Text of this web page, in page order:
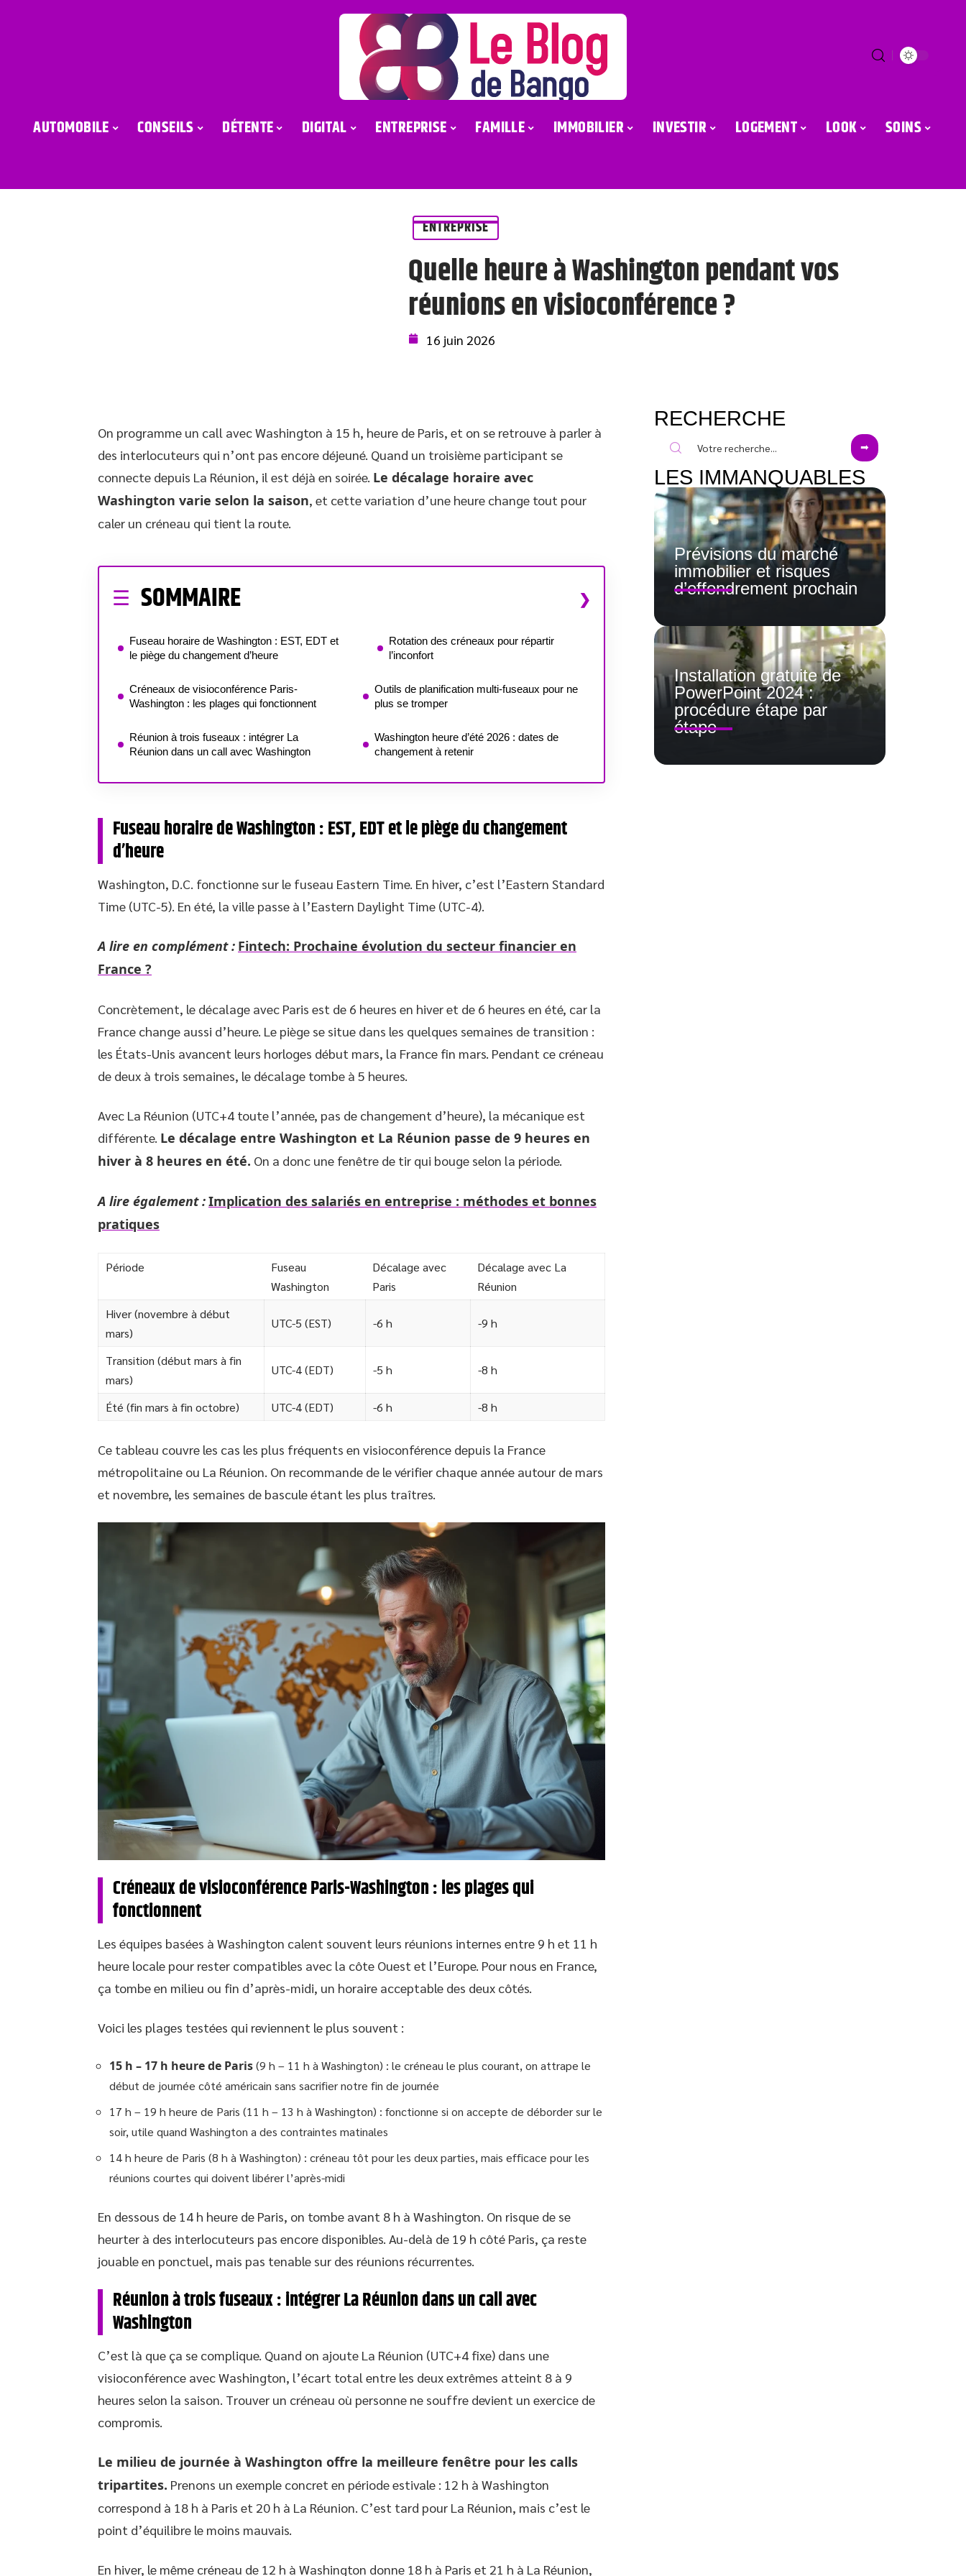
AUTOMOBILE CONSEILS DÉTENTE DIGITAL ENTREPRISE FAMILLE IMMOBILIER INVESTIR LOGEMENT LOOK SOINS
ENTREPRISE
Quelle heure à Washington pendant vos
réunions en visioconférence ?
16 juin 2026
On programme un call avec Washington à 15 h, heure de Paris, et on se retrouve à parler à
des interlocuteurs qui n’ont pas encore déjeuné. Quand un troisième participant se
connecte depuis La Réunion, il est déjà en soirée. Le décalage horaire avec
Washington varie selon la saison, et cette variation d’une heure change tout pour
caler un créneau qui tient la route.
SOMMAIRE
Fuseau horaire de Washington : EST, EDT et
le piège du changement d’heure
Créneaux de visioconférence Paris-
Washington : les plages qui fonctionnent
Réunion à trois fuseaux : intégrer La
Réunion dans un call avec Washington
Rotation des créneaux pour répartir
l’inconfort
Outils de planification multi-fuseaux pour ne
plus se tromper
Washington heure d’été 2026 : dates de
changement à retenir
Fuseau horaire de Washington : EST, EDT et le piège du changement
d’heure
Washington, D.C. fonctionne sur le fuseau Eastern Time. En hiver, c’est l’Eastern Standard
Time (UTC-5). En été, la ville passe à l’Eastern Daylight Time (UTC-4).
A lire en complément : Fintech: Prochaine évolution du secteur financier en
France ?
Concrètement, le décalage avec Paris est de 6 heures en hiver et de 6 heures en été, car la
France change aussi d’heure. Le piège se situe dans les quelques semaines de transition :
les États-Unis avancent leurs horloges début mars, la France fin mars. Pendant ce créneau
de deux à trois semaines, le décalage tombe à 5 heures.
Avec La Réunion (UTC+4 toute l’année, pas de changement d’heure), la mécanique est
différente. Le décalage entre Washington et La Réunion passe de 9 heures en
hiver à 8 heures en été. On a donc une fenêtre de tir qui bouge selon la période.
A lire également :Implication des salariés en entreprise : méthodes et bonnes
pratiques
Période
Fuseau
Washington
Décalage avec
Paris
Décalage avec La
Réunion
Hiver (novembre à début
mars)
UTC-5 (EST) -6 h -9 h
Transition (début mars à fin
mars)
UTC-4 (EDT) -5 h -8 h
Été (fin mars à fin octobre) UTC-4 (EDT) -6 h -8 h
Ce tableau couvre les cas les plus fréquents en visioconférence depuis la France
métropolitaine ou La Réunion. On recommande de le vérifier chaque année autour de mars
et novembre, les semaines de bascule étant les plus traîtres.
Créneaux de visioconférence Paris-Washington : les plages qui
fonctionnent
Les équipes basées à Washington calent souvent leurs réunions internes entre 9 h et 11 h
heure locale pour rester compatibles avec la côte Ouest et l’Europe. Pour nous en France,
ça tombe en milieu ou fin d’après-midi, un horaire acceptable des deux côtés.
Voici les plages testées qui reviennent le plus souvent :
15 h – 17 h heure de Paris(9 h – 11 h à Washington) : le créneau le plus courant, on attrape le
début de journée côté américain sans sacrifier notre fin de journée
17 h – 19 h heure de Paris (11 h – 13 h à Washington) : fonctionne si on accepte de déborder sur le
soir, utile quand Washington a des contraintes matinales
14 h heure de Paris (8 h à Washington) : créneau tôt pour les deux parties, mais efficace pour les
réunions courtes qui doivent libérer l’après-midi
En dessous de 14 h heure de Paris, on tombe avant 8 h à Washington. On risque de se
heurter à des interlocuteurs pas encore disponibles. Au-delà de 19 h côté Paris, ça reste
jouable en ponctuel, mais pas tenable sur des réunions récurrentes.
Réunion à trois fuseaux : intégrer La Réunion dans un call avec
Washington
C’est là que ça se complique. Quand on ajoute La Réunion (UTC+4 fixe) dans une
visioconférence avec Washington, l’écart total entre les deux extrêmes atteint 8 à 9
heures selon la saison. Trouver un créneau où personne ne souffre devient un exercice de
compromis.
Le milieu de journée à Washington offre la meilleure fenêtre pour les calls
tripartites. Prenons un exemple concret en période estivale : 12 h à Washington
correspond à 18 h à Paris et 20 h à La Réunion. C’est tard pour La Réunion, mais c’est le
point d’équilibre le moins mauvais.
En hiver, le même créneau de 12 h à Washington donne 18 h à Paris et 21 h à La Réunion,
RECHERCHE
LES IMMANQUABLES
Prévisions du marché
immobilier et risques
d’effondrement prochain
Installation gratuite de
PowerPoint 2024 :
procédure étape par
étape